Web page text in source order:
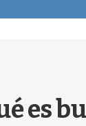
es